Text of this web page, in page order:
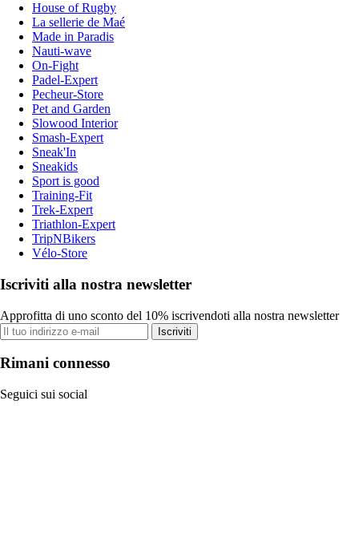
House of Rugby
La sellerie de Maé
Made in Paradis
Nauti-wave
On-Fight
Padel-Expert
Pecheur-Store
Pet and Garden
Slowood Interior
Smash-Expert
Sneak'In
Sneakids
Sport is good
Training-Fit
Trek-Expert
Triathlon-Expert
TripNBikers
Vélo-Store
Iscriviti alla nostra newsletter
Approfitta di uno sconto del 10% iscrivendoti alla nostra newsletter
Iscriviti
Rimani connesso
Seguici sui social